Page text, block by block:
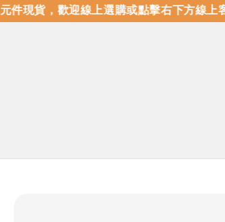
現貨，歡迎線上選購或點擊右下方線上